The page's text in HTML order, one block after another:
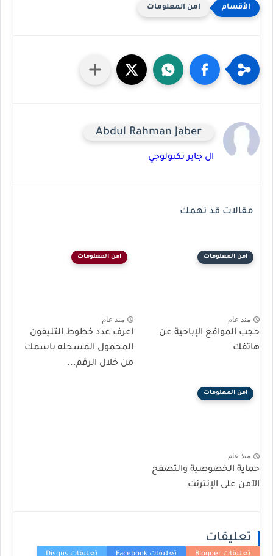
امن المعلومات
Abdul Rahman Jaber
ال جابر تكنولوجي
مقالات قد تهمك
امن المعلومات
منذ عام
حجب المواقع الإباحية عن
هاتفك
امن المعلومات
منذ عام
اعرف عدد خطوط التليفون
المحمول المسجله باسمك
من خلال الرقم...
امن المعلومات
منذ عام
حماية الخصوصية والتصفح
الآمن على الإنترنت
تعليقات